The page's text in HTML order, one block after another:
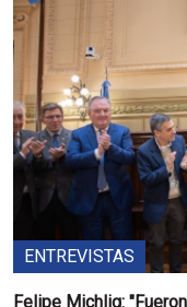
ENTREVISTAS
Felipe Michlig: